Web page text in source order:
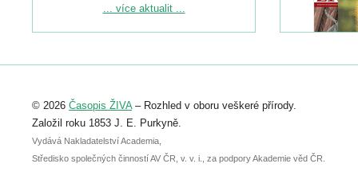
Podrobnější informace ke konferenci
Registrovat se můžete do 6. září.
abstraktu přihlášené přednášky nebo
posteru je už 30. června.
... více aktualit ...
© 2026 Časopis ŽIVA– Rozhled v oboru veškeré přírody.
Založil roku 1853 J. E. Purkyně.
Vydává Nakladatelství Academia,
Středisko společných činností AV ČR, v. v. i., za podpory Akademie věd ČR.